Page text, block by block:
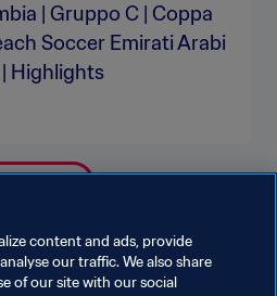
| Gruppo C | Coppa
Soccer Emirati Arabi
Highlights
content and ads, provide
our traffic. We also share
of our site with our social